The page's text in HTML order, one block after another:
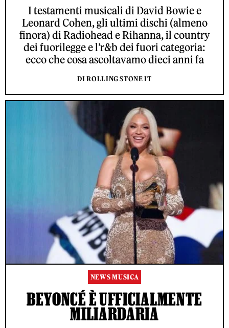
I testamenti musicali di David Bowie e
Leonard Cohen, gli ultimi dischi (almeno
finora) di Radiohead e Rihanna, il country
dei fuorilegge e l’r&b dei fuori categoria:
ecco che cosa ascoltavamo dieci anni fa
DI ROLLING STONE IT
NEWS MUSICA
BEYONCÉ È UFFICIALMENTE
MILIARDARIA